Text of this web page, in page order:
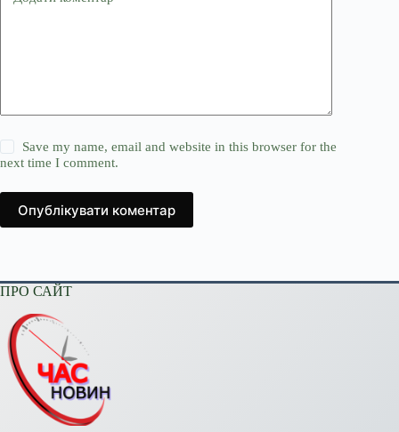
Save my name, email and website in this browser for the
next time I comment.
Опублікувати коментар
ПРО САЙТ